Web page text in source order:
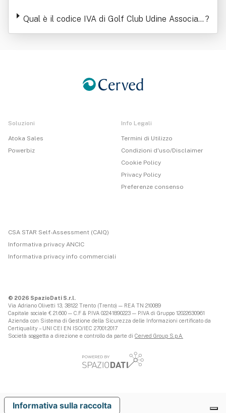
Qual è il codice IVA di Golf Club Udine Associazi
one Sportiva Dilettantistica
?
Soluzioni
Atoka Sales
Powerbiz
Info Legali
Termini di Utilizzo
Condizioni d'uso/Disclaimer
Cookie Policy
Privacy Policy
Preferenze consenso
CSA STAR Self-Assessment (CAIQ)
Informativa privacy ANCIC
Informativa privacy info commerciali
© 2026 SpazioDati S.r.l.
Via Adriano Olivetti 13, 38122 Trento (Trento) — REA TN 210089
Capitale sociale € 21.600 — C.F & P.IVA 02241890223 — P.IVA di Gruppo 12022630961
Azienda con Sistema di Gestione della Sicurezza delle Informazioni certificato da
Certiquality – UNI CEI EN ISO/IEC 27001:2017
Società soggetta a direzione e controllo da parte di Cerved Group S.p.A.
Informativa sulla raccolta